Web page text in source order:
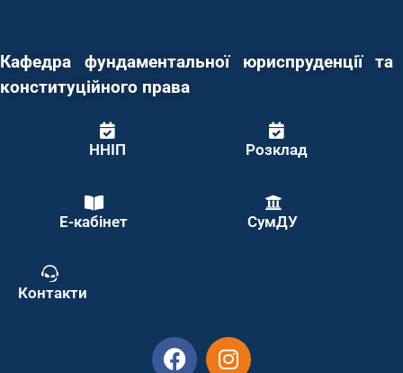
Кафедра фундаментальної юриспруденції та
конституційного права
ННІП Розклад
Е-кабінет СумДУ
Контакти